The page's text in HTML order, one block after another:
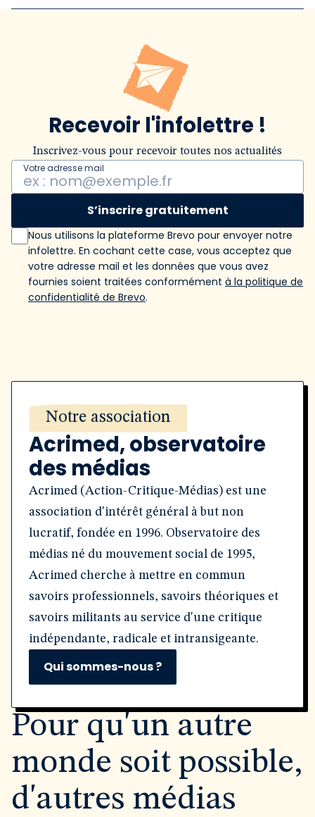
Recevoir l'infolettre !
Inscrivez-vous pour recevoir toutes nos actualités
Votre adresse mail
S’inscrire gratuitement
Nous utilisons la plateforme Brevo pour envoyer notre
infolettre. En cochant cette case, vous acceptez que
votre adresse mail et les données que vous avez
fournies soient traitées conformément à la politique de
confidentialité de Brevo.
Notre association
Acrimed, observatoire
des médias
Acrimed (Action-Critique-Médias) est une
association d'intérêt général à but non
lucratif, fondée en 1996. Observatoire des
médias né du mouvement social de 1995,
Acrimed cherche à mettre en commun
savoirs professionnels, savoirs théoriques et
savoirs militants au service d'une critique
indépendante, radicale et intransigeante.
Qui sommes-nous ?
Pour qu'un autre
monde soit possible,
d'autres médias